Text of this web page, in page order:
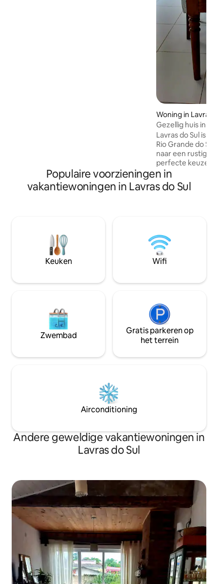
Woning in Lavras
Gezellig huis in
do Sul.
Lavras do Sul is
Rio Grande do
naar een rustig
perfecte keuze.
charme van het
geniet van het
verblijf vooral in
ontspannen.
Sul deel uitmaken
Populaire voorzieningen in
vakantiewoningen in Lavras do Sul
Keuken Wifi
Zwembad
Gratis parkeren op
het terrein
Airconditioning
Andere geweldige vakantiewoningen in
Lavras do Sul